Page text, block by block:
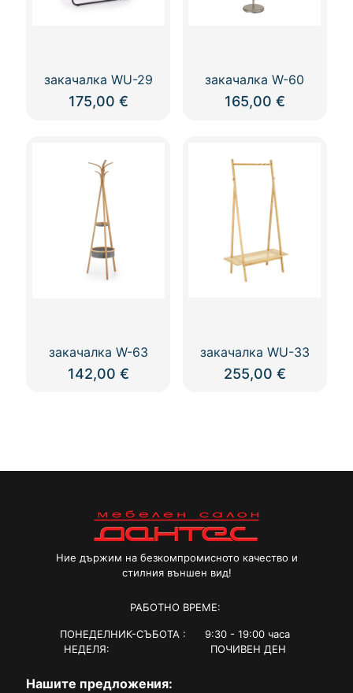
the
закачалка WU-29
175,00 €
закачалка W-60
165,00 €
закачалка W-63
142,00 €
закачалка WU-33
255,00 €
Ние държим на безкомпромисното качество и
стилния външен вид!
РАБОТНО ВРЕМЕ:
ПОНЕДЕЛНИК-СЪБОТА : 9:30 - 19:00 часа
НЕДЕЛЯ: ПОЧИВЕН ДЕН
Нашите предложения: